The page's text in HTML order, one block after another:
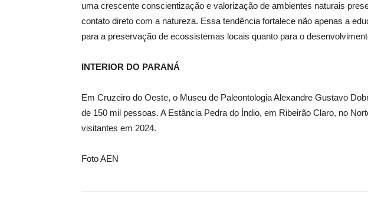
uma crescente conscientização e valorização de ambientes naturais
contato direto com a natureza. Essa tendência fortalece não apenas a
para a preservação de ecossistemas locais quanto para o
INTERIOR DO PARANÁ
Em Cruzeiro do Oeste, o Museu de Paleontologia Alexandre Gustavo
de 150 mil pessoas. A Estância Pedra do Índio, em Ribeirão Claro, no
visitantes em 2024.
Foto AEN